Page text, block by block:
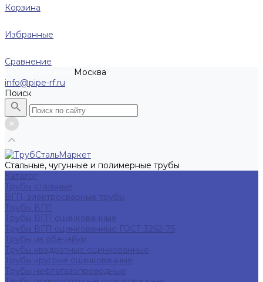
Корзина
Избранные
Сравнение
Москва
info@pipe-rf.ru
Поиск
Стальные, чугунные и полимерные трубы
Каталог
Трубы стальные
ВГП, электросварные трубы
Трубы ВГП
Трубы ВГП оцинкованные
Трубы ВГП оцинкованные ГОСТ 3262-75
Трубы из обечайки
Трубы квадратные оцинкованные
Трубы круглые оцинкованные
Трубы нефтегазопроводные